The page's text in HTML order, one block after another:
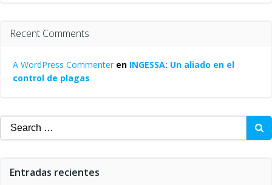
Recent Comments
A WordPress Commenteren INGESSA: Un aliado en el
control de plagas
Search
for:
Entradas recientes